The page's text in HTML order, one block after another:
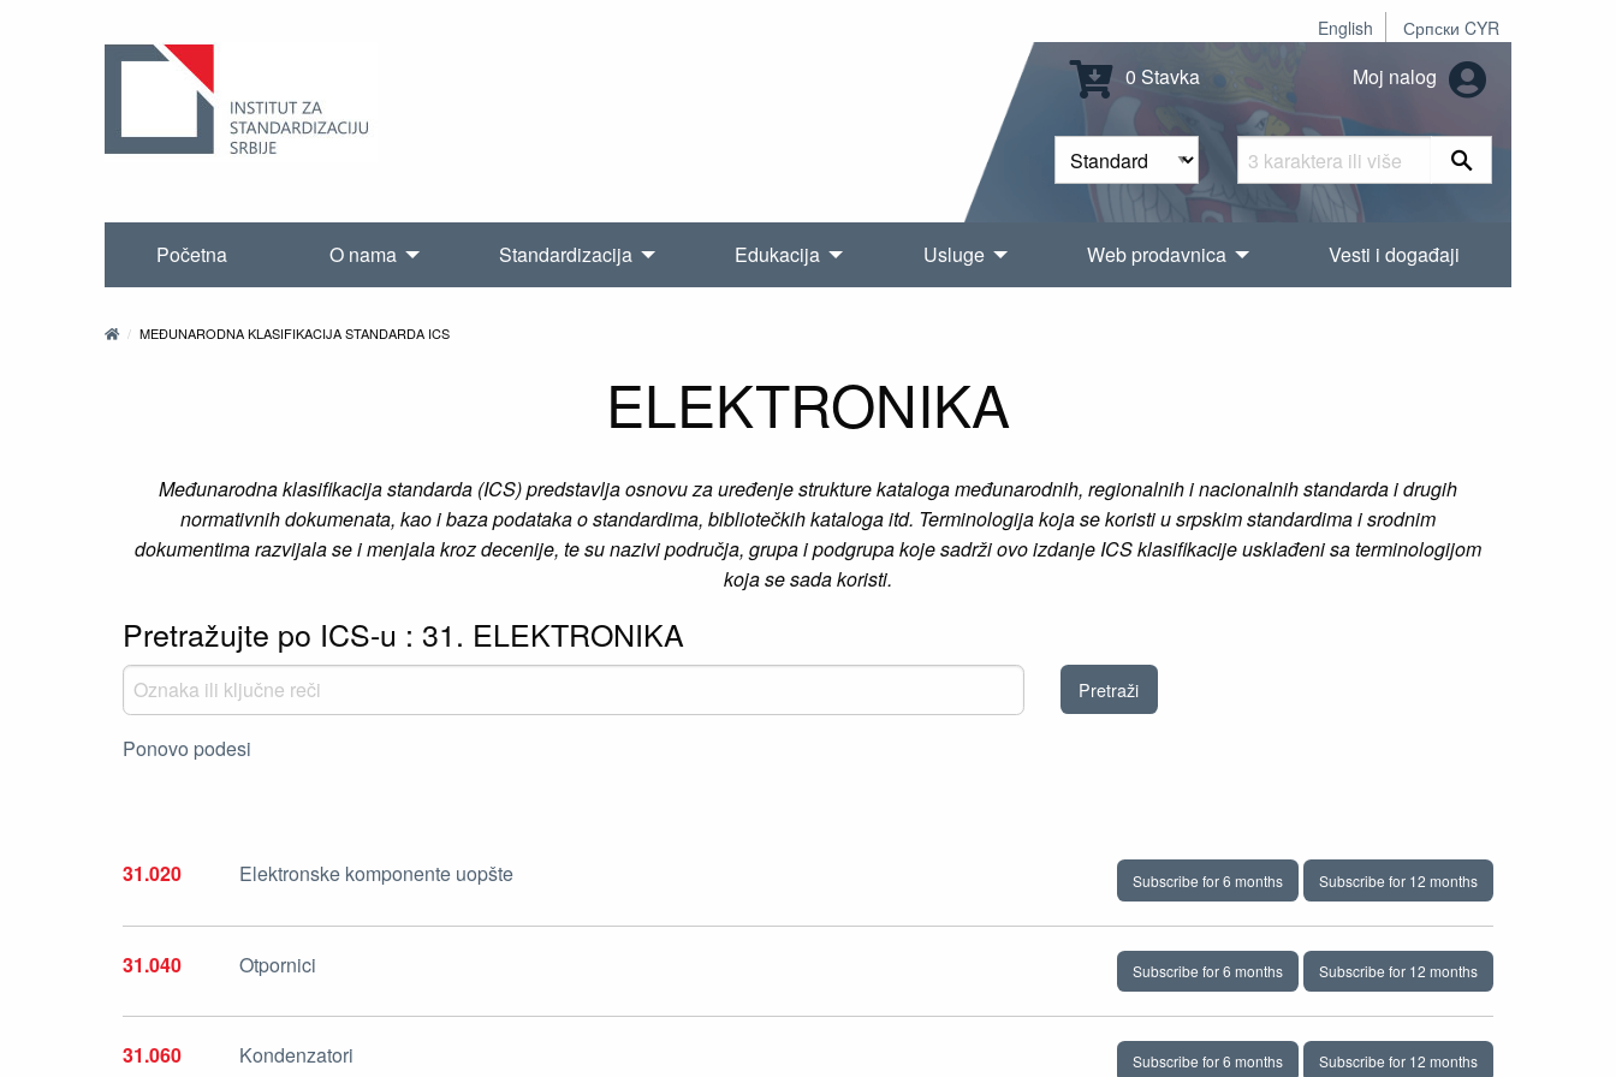
English Српски CYR
0 Stavka Moj nalog
Početna O nama Standardizacija Edukacija Usluge Web prodavnica Vesti i događaji
MEĐUNARODNA KLASIFIKACIJA STANDARDA ICS
ELEKTRONIKA
Međunarodna klasifikacija standarda (ICS) predstavlja osnovu za uređenje strukture kataloga međunarodnih, regionalnih i nacionalnih standarda i drugih
normativnih dokumenata, kao i baza podataka o standardima, bibliotečkih kataloga itd. Terminologija koja se koristi u srpskim standardima i srodnim
dokumentima razvijala se i menjala kroz decenije, te su nazivi područja, grupa i podgrupa koje sadrži ovo izdanje ICS klasifikacije usklađeni sa terminologijom
koja se sada koristi.
Pretražujte po ICS-u : 31. ELEKTRONIKA
Ponovo podesi
31.020 Elektronske komponente uopšte Subscribe for 6 months Subscribe for 12 months
31.040 Otpornici Subscribe for 6 months Subscribe for 12 months
31.060 Kondenzatori Subscribe for 6 months Subscribe for 12 months